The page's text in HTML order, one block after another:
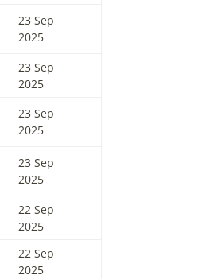
23 Sep
2025
23 Sep
2025
23 Sep
2025
23 Sep
2025
22 Sep
2025
22 Sep
2025